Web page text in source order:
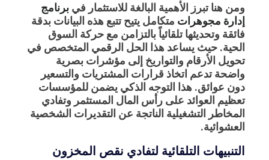
ومن هنا تبرز الأهمية البالغة للاستثمار في برنامج
إدارة مجوهرات متكامل يتيح تتبع هذه البيانات بدقة
فائقة وتحديثها تلقائياً بالتزامن مع حركة السوق
الحية. حيث يساعد هذا الحل الرقمي المتخصص في
تحويل الأرقام والتواريخ إلى مؤشرات بصرية
واضحة تدعم اتخاذ قرارات المشتريات والتسعير
دون عوائق. هذا التوجه الذكي يضمن للمؤسسات
تعظيم العوائد على رأس المال المستثمر وتفادي
المخاطر التشغيلية الناتجة عن التقديرات الشخصية
العشوائية.
التنبيهات التلقائية لتفادي نقص المخزون